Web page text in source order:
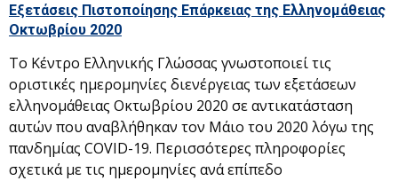
Εξετάσεις Πιστοποίησης Επάρκειας της Ελληνομάθειας
Οκτωβρίου 2020
Το Κέντρο Ελληνικής Γλώσσας γνωστοποιεί τις
οριστικές ημερομηνίες διενέργειας των εξετάσεων
ελληνομάθειας Οκτωβρίου 2020 σε αντικατάσταση
αυτών που αναβλήθηκαν τον Μάιο του 2020 λόγω της
πανδημίας COVID-19. Περισσότερες πληροφορίες
σχετικά με τις ημερομηνίες ανά επίπεδο